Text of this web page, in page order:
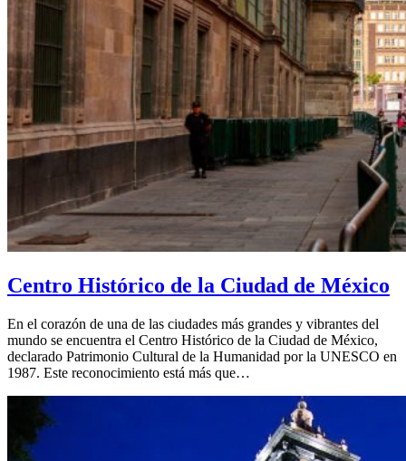
Centro Histórico de la Ciudad de México
En el corazón de una de las ciudades más grandes y vibrantes del
mundo se encuentra el Centro Histórico de la Ciudad de México,
declarado Patrimonio Cultural de la Humanidad por la UNESCO en
1987. Este reconocimiento está más que…